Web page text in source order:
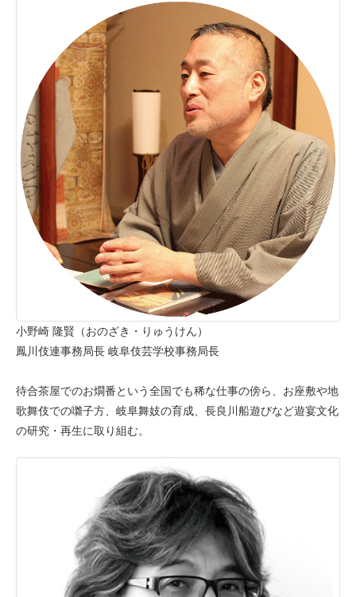
小野崎 隆賢（おのざき・りゅうけん）
鳳川伎連事務局長 岐阜伎芸学校事務局長
待合茶屋でのお燗番という全国でも稀な仕事の傍ら、お座敷や地
歌舞伎での囃子方、岐阜舞妓の育成、長良川船遊びなど遊宴文化
の研究・再生に取り組む。